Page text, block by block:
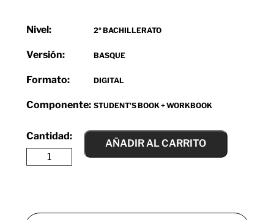
Nivel: 2º BACHILLERATO
Versión: BASQUE
Formato: DIGITAL
Componente: STUDENT'S BOOK + WORKBOOK
AÑADIR AL CARRITO